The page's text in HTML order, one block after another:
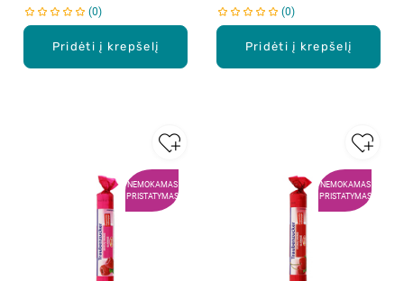
Pridėti į krepšelį
0
Pridėti į krepšelį
0
NEMOKAMAS
PRISTATYMAS
NEMOKAMAS
PRISTATYMAS